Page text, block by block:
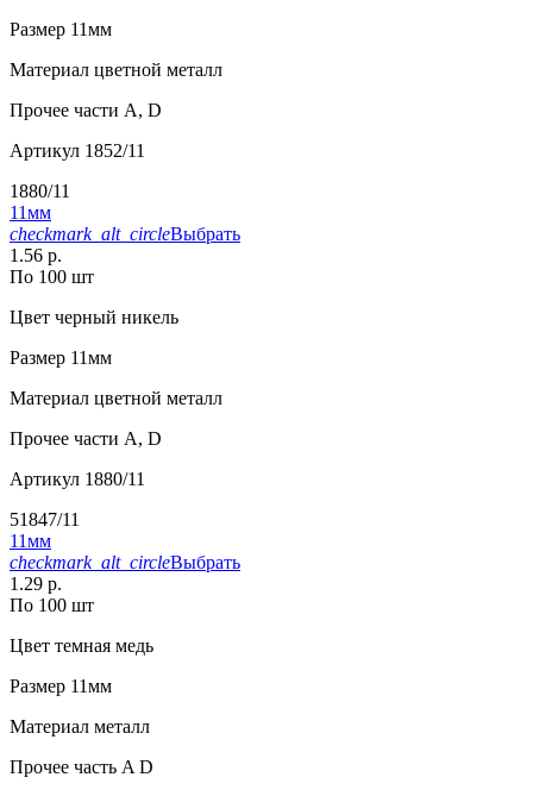
Размер 11мм
Материал цветной металл
Прочее части А, D
Артикул 1852/11
1880/11
11мм
checkmark_alt_circleВыбрать
1.56 р.
По 100 шт
Цвет черный никель
Размер 11мм
Материал цветной металл
Прочее части А, D
Артикул 1880/11
51847/11
11мм
checkmark_alt_circleВыбрать
1.29 р.
По 100 шт
Цвет темная медь
Размер 11мм
Материал металл
Прочее часть A D